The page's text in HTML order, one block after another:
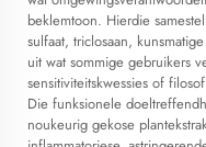
beklemtoon. Hierdie
sulfaat, triclosaan,
uit wat sommige gebruikers
sensitiviteitskwessies of
Die funksionele
noukeurig gekose